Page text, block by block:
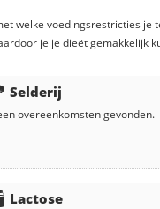
welke voedingsrestricties je
je je dieët gemakkelijk
Selderij
overeenkomsten gevonden.
Lactose